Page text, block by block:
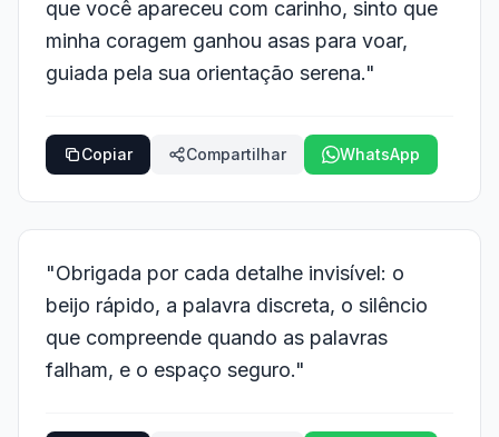
que você apareceu com carinho, sinto que
minha coragem ganhou asas para voar,
guiada pela sua orientação serena."
Copiar Compartilhar WhatsApp
"Obrigada por cada detalhe invisível: o
beijo rápido, a palavra discreta, o silêncio
que compreende quando as palavras
falham, e o espaço seguro."